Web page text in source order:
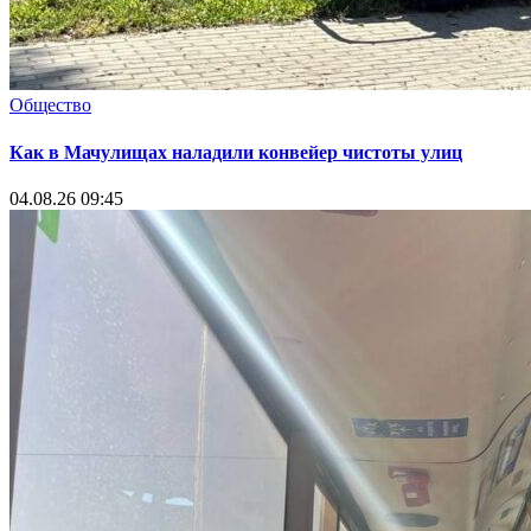
Общество
Как в Мачулищах наладили конвейер чистоты улиц
04.08.26 09:45